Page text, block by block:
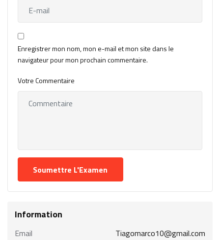
Enregistrer mon nom, mon e-mail et mon site dans le
navigateur pour mon prochain commentaire.
Votre Commentaire
Information
Email Tiagomarco10@gmail.com